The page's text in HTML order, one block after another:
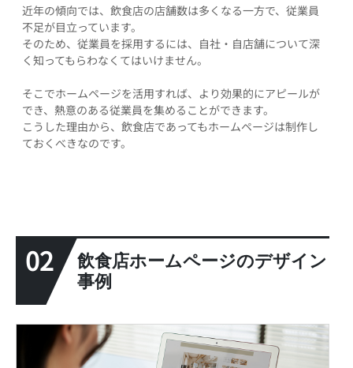
近年の傾向では、飲食店の店舗数は多くなる一方で、従業員
不足が目立っています。
そのため、従業員を採用するには、自社・自店舗について深
く知ってもらわなくてはいけません。
そこでホームページを活用すれば、より効果的にアピールが
でき、熱意のある従業員を集めることができます。
こうした理由から、飲食店であってもホームページは制作し
ておくべきなのです。
02
飲食店ホームページのデザイン
事例